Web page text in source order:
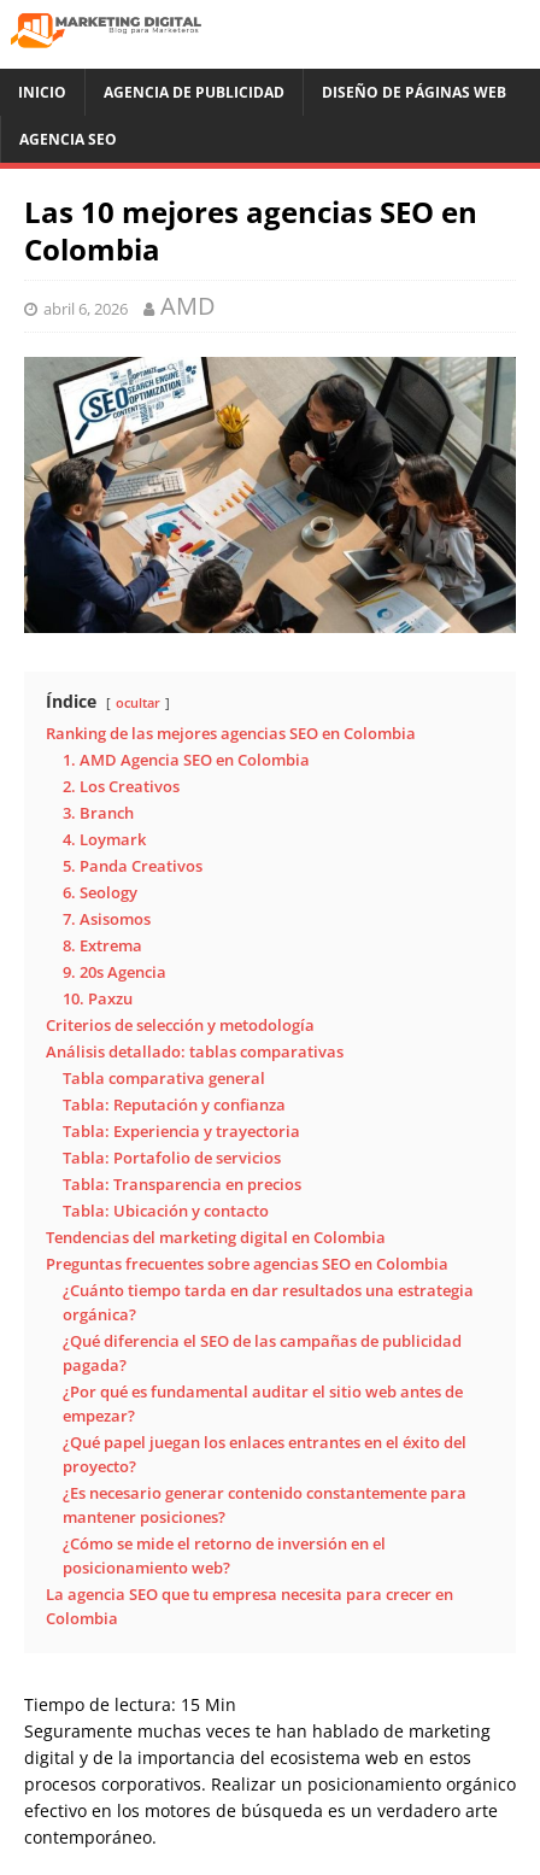
INICIO AGENCIA DE PUBLICIDAD DISEÑO DE PÁGINAS WEB
AGENCIA SEO
Las 10 mejores agencias SEO en
Colombia
abril 6, 2026 AMD
Índice ocultar
Ranking de las mejores agencias SEO en Colombia
1. AMD Agencia SEO en Colombia
2. Los Creativos
3. Branch
4. Loymark
5. Panda Creativos
6. Seology
7. Asisomos
8. Extrema
9. 20s Agencia
10. Paxzu
Criterios de selección y metodología
Análisis detallado: tablas comparativas
Tabla comparativa general
Tabla: Reputación y confianza
Tabla: Experiencia y trayectoria
Tabla: Portafolio de servicios
Tabla: Transparencia en precios
Tabla: Ubicación y contacto
Tendencias del marketing digital en Colombia
Preguntas frecuentes sobre agencias SEO en Colombia
¿Cuánto tiempo tarda en dar resultados una estrategia
orgánica?
¿Qué diferencia el SEO de las campañas de publicidad
pagada?
¿Por qué es fundamental auditar el sitio web antes de
empezar?
¿Qué papel juegan los enlaces entrantes en el éxito del
proyecto?
¿Es necesario generar contenido constantemente para
mantener posiciones?
¿Cómo se mide el retorno de inversión en el
posicionamiento web?
La agencia SEO que tu empresa necesita para crecer en
Colombia
Tiempo de lectura: 15 Min
Seguramente muchas veces te han hablado de marketing
digital y de la importancia del ecosistema web en estos
procesos corporativos. Realizar un posicionamiento orgánico
efectivo en los motores de búsqueda es un verdadero arte
contemporáneo.